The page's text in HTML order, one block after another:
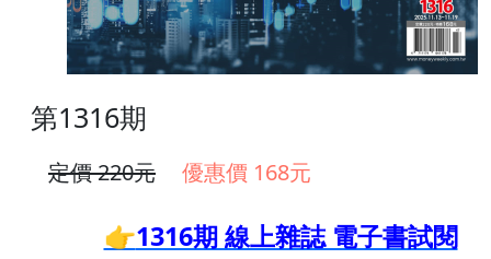
第1316期
定價 220元 優惠價 168元
👉1316期 線上雜誌 電子書試閱